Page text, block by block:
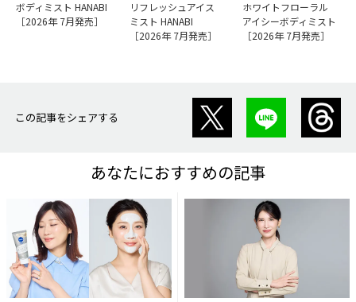
ボディミスト HANABI
［2026年 7月発売］
リフレッシュアイス
ミスト HANABI
［2026年 7月発売］
ホワイトフローラル
アイシーボディミスト
［2026年 7月発売］
この記事をシェアする
あなたにおすすめの記事